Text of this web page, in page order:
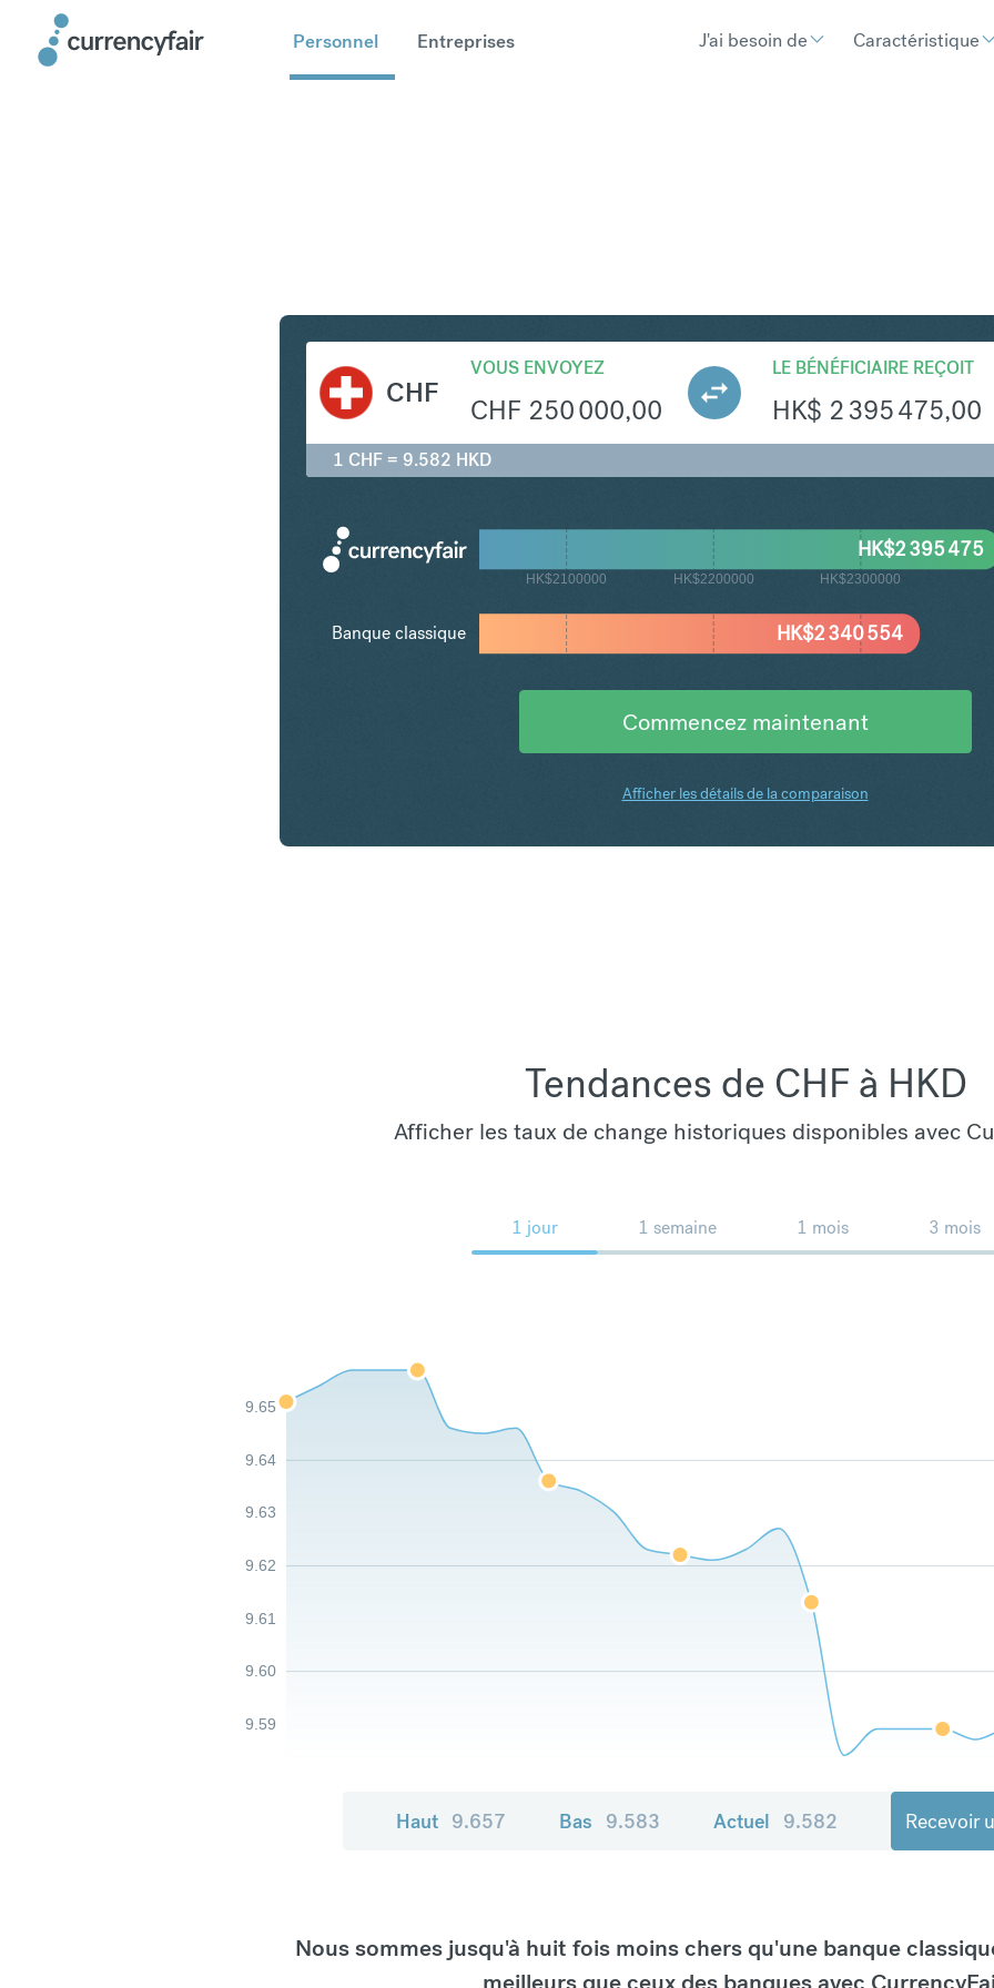
Personnel Entreprises J'ai besoin de Caractéristique
CHF
VOUS ENVOYEZ
CHF 250 000,00
LE BÉNÉFICIAIRE REÇOIT
HK$ 2 395 475,00
1 CHF = 9.582 HKD
HK$2100000 HK$2200000 HK$2300000
HK$2 340 554
HK$2 395 475
Banque classique
Commencez maintenant
Afficher les détails de la comparaison
Tendances de CHF à HKD
Afficher les taux de change historiques disponibles avec
1 jour 1 semaine 1 mois 3 mois
9.59
9.60
9.61
9.62
9.63
9.64
9.65
Haut 9.657 Bas 9.583 Actuel 9.582 Recevoir
Nous sommes jusqu'à huit fois moins chers qu'une banque
meilleurs que ceux des banques avec